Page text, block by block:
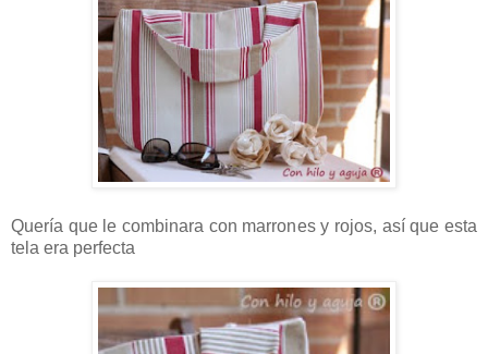
Quería que le combinara con marrones y rojos, así que esta
tela era perfecta